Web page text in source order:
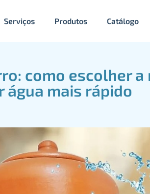
Serviços Produtos Catálogo
como escolher a
mais rápido